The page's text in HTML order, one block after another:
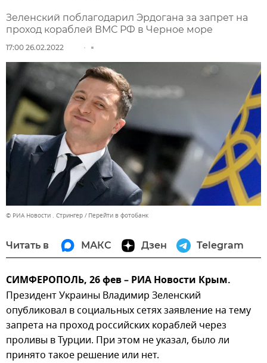
Зеленский поблагодарил Эрдогана за запрет на
проход кораблей ВМС РФ в Черное море
17:00 26.02.2022
© РИА Новости . Стрингер Перейти в фотобанк
Читать в МАКС Дзен Telegram
СИМФЕРОПОЛЬ, 26 фев – РИА Новости Крым.
Президент Украины Владимир Зеленский
опубликовал в социальных сетях заявление на тему
запрета на проход российских кораблей через
проливы в Турции. При этом не указал, было ли
принято такое решение или нет.